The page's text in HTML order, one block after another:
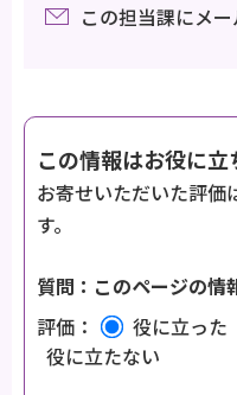
この担当課にメ
この情報はお役に立
お寄せいただいた評価
す。
質問：このページの情
評価：
役に立った
役に立たない